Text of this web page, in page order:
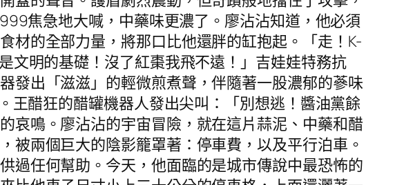
焦急地大喊，中藥味更濃了。廖沾沾知道，他必須
材的全部力量，將那口比他還胖的缸抱起。「走！K-
文明的基礎！沒了紅棗我飛不遠！」吉娃娃特務抗
發出「滋滋」的輕微煎煮聲，伴隨著一股濃郁的蔘味
醋狂的醋罐機器人發出尖叫：「別想逃！醬油黨餘
哀鳴。廖沾沾的宇宙冒險，就在這片蒜泥、中藥和醋
被兩個巨大的陰影籠罩著：停車費，以及平行泊車。
過任何幫助。今天，他面臨的是城市傳說中最恐怖的